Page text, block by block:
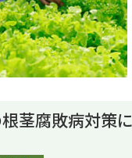
茎腐敗病対策